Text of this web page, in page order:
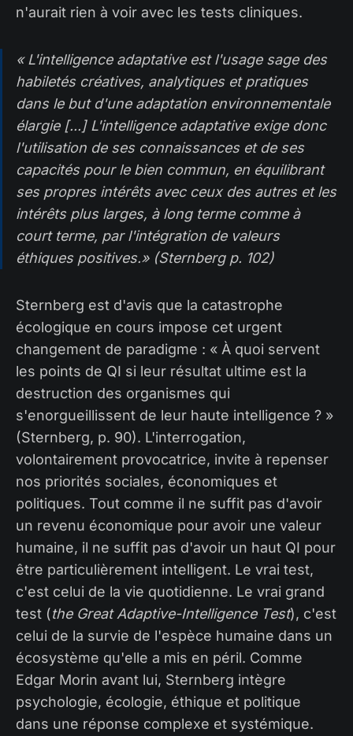
n'aurait rien à voir avec les tests cliniques.
« L'intelligence adaptative est l'usage sage des
habiletés créatives, analytiques et pratiques
dans le but d'une adaptation environnementale
élargie [...] L'intelligence adaptative exige donc
l'utilisation de ses connaissances et de ses
capacités pour le bien commun, en équilibrant
ses propres intérêts avec ceux des autres et les
intérêts plus larges, à long terme comme à
court terme, par l'intégration de valeurs
éthiques positives.» (Sternberg p. 102)
Sternberg est d'avis que la catastrophe
écologique en cours impose cet urgent
changement de paradigme : « À quoi servent
les points de QI si leur résultat ultime est la
destruction des organismes qui
s'enorgueillissent de leur haute intelligence ? »
(Sternberg, p. 90). L'interrogation,
volontairement provocatrice, invite à repenser
nos priorités sociales, économiques et
politiques. Tout comme il ne suffit pas d'avoir
un revenu économique pour avoir une valeur
humaine, il ne suffit pas d'avoir un haut QI pour
être particulièrement intelligent. Le vrai test,
c'est celui de la vie quotidienne. Le vrai grand
test (the Great Adaptive-Intelligence Test), c'est
celui de la survie de l'espèce humaine dans un
écosystème qu'elle a mis en péril. Comme
Edgar Morin avant lui, Sternberg intègre
psychologie, écologie, éthique et politique
dans une réponse complexe et systémique.